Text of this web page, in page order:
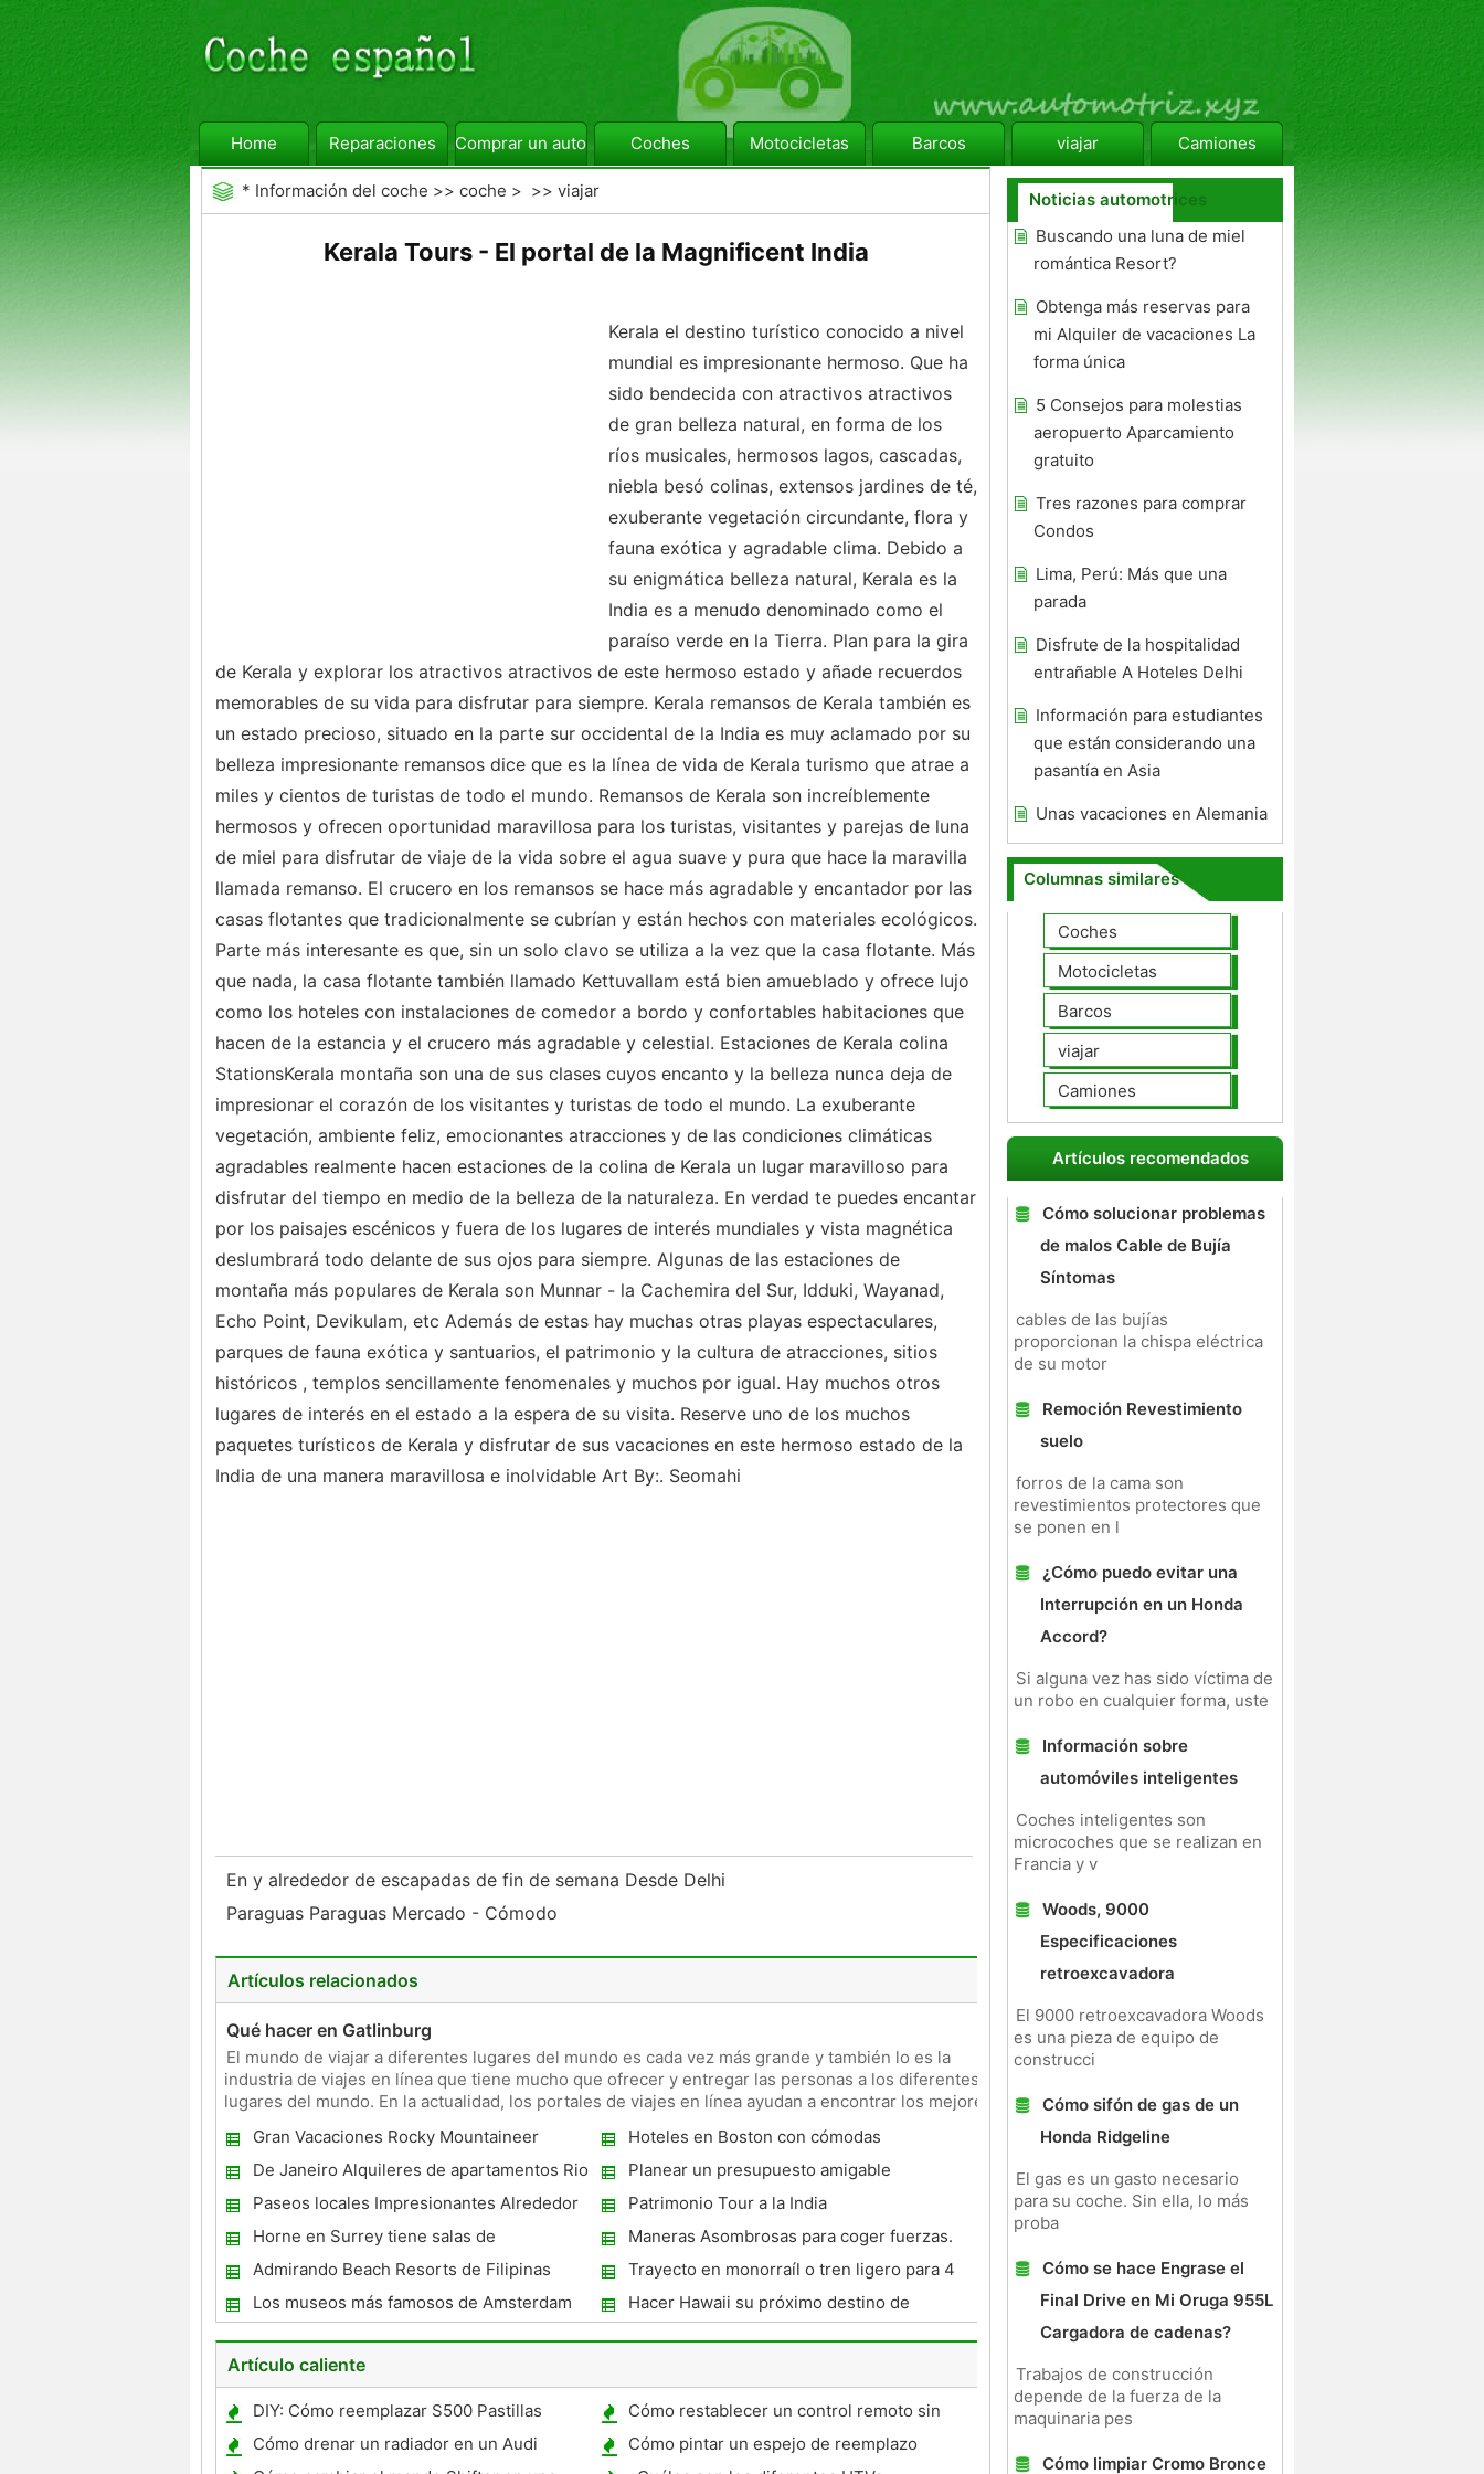
Home Reparaciones Comprar un automóvil Coches Motocicletas Barcos viajar Camiones
* Información del coche >> coche > >> viajar
Kerala Tours - El portal de la Magnificent India
Kerala el destino turístico conocido a nivel
mundial es impresionante hermoso. Que ha
sido bendecida con atractivos atractivos
de gran belleza natural, en forma de los
ríos musicales, hermosos lagos, cascadas,
niebla besó colinas, extensos jardines de té,
exuberante vegetación circundante, flora y
fauna exótica y agradable clima. Debido a
su enigmática belleza natural, Kerala es la
India es a menudo denominado como el
paraíso verde en la Tierra. Plan para la gira
de Kerala y explorar los atractivos atractivos de este hermoso estado y añade recuerdos
memorables de su vida para disfrutar para siempre. Kerala remansos de Kerala también es
un estado precioso, situado en la parte sur occidental de la India es muy aclamado por su
belleza impresionante remansos dice que es la línea de vida de Kerala turismo que atrae a
miles y cientos de turistas de todo el mundo. Remansos de Kerala son increíblemente
hermosos y ofrecen oportunidad maravillosa para los turistas, visitantes y parejas de luna
de miel para disfrutar de viaje de la vida sobre el agua suave y pura que hace la maravilla
llamada remanso. El crucero en los remansos se hace más agradable y encantador por las
casas flotantes que tradicionalmente se cubrían y están hechos con materiales ecológicos.
Parte más interesante es que, sin un solo clavo se utiliza a la vez que la casa flotante. Más
que nada, la casa flotante también llamado Kettuvallam está bien amueblado y ofrece lujo
como los hoteles con instalaciones de comedor a bordo y confortables habitaciones que
hacen de la estancia y el crucero más agradable y celestial. Estaciones de Kerala colina
StationsKerala montaña son una de sus clases cuyos encanto y la belleza nunca deja de
impresionar el corazón de los visitantes y turistas de todo el mundo. La exuberante
vegetación, ambiente feliz, emocionantes atracciones y de las condiciones climáticas
agradables realmente hacen estaciones de la colina de Kerala un lugar maravilloso para
disfrutar del tiempo en medio de la belleza de la naturaleza. En verdad te puedes encantar
por los paisajes escénicos y fuera de los lugares de interés mundiales y vista magnética
deslumbrará todo delante de sus ojos para siempre. Algunas de las estaciones de
montaña más populares de Kerala son Munnar - la Cachemira del Sur, Idduki, Wayanad,
Echo Point, Devikulam, etc Además de estas hay muchas otras playas espectaculares,
parques de fauna exótica y santuarios, el patrimonio y la cultura de atracciones, sitios
históricos , templos sencillamente fenomenales y muchos por igual. Hay muchos otros
lugares de interés en el estado a la espera de su visita. Reserve uno de los muchos
paquetes turísticos de Kerala y disfrutar de sus vacaciones en este hermoso estado de la
India de una manera maravillosa e inolvidable Art By:. Seomahi
En y alrededor de escapadas de fin de semana Desde Delhi
Paraguas Paraguas Mercado - Cómodo
Artículos relacionados
Qué hacer en Gatlinburg
El mundo de viajar a diferentes lugares del mundo es cada vez más grande y también lo es la
industria de viajes en línea que tiene mucho que ofrecer y entregar las personas a los diferentes
lugares del mundo. En la actualidad, los portales de viajes en línea ayudan a encontrar los mejores
Gran Vacaciones Rocky Mountaineer
Hoteles en Boston con cómodas
habitaciones con una maravillosa atracción
en la ciudad
De Janeiro Alquileres de apartamentos Rio
Presente las comodidades de un hotel junto
con la intimidad de Casa
Planear un presupuesto amigable
despedida de soltera
Paseos locales Impresionantes Alrededor
Casas de vacaciones en Padstow
Patrimonio Tour a la India
Horne en Surrey tiene salas de
conferencias sensacionales
Maneras Asombrosas para coger fuerzas.
Admirando Beach Resorts de Filipinas
Trayecto en monorraíl o tren ligero para 4
Per Day
Los museos más famosos de Amsterdam
Hacer Hawaii su próximo destino de
vacaciones
Artículo caliente
DIY: Cómo reemplazar S500 Pastillas
Cómo restablecer un control remoto sin
llave
Cómo drenar un radiador en un Audi
Cómo pintar un espejo de reemplazo
Noticias automotrices
Buscando una luna de miel
romántica Resort?
Obtenga más reservas para
mi Alquiler de vacaciones La
forma única
5 Consejos para molestias
aeropuerto Aparcamiento
gratuito
Tres razones para comprar
Condos
Lima, Perú: Más que una
parada
Disfrute de la hospitalidad
entrañable A Hoteles Delhi
Información para estudiantes
que están considerando una
pasantía en Asia
Unas vacaciones en Alemania
Columnas similares
Coches
Motocicletas
Barcos
viajar
Camiones
Artículos recomendados
Cómo solucionar problemas
de malos Cable de Bujía
Síntomas
cables de las bujías
proporcionan la chispa eléctrica
de su motor
Remoción Revestimiento
suelo
forros de la cama son
revestimientos protectores que
se ponen en l
¿Cómo puedo evitar una
Interrupción en un Honda
Accord?
Si alguna vez has sido víctima de
un robo en cualquier forma, uste
Información sobre
automóviles inteligentes
Coches inteligentes son
microcoches que se realizan en
Francia y v
Woods, 9000
Especificaciones
retroexcavadora
El 9000 retroexcavadora Woods
es una pieza de equipo de
construcci
Cómo sifón de gas de un
Honda Ridgeline
El gas es un gasto necesario
para su coche. Sin ella, lo más
proba
Cómo se hace Engrase el
Final Drive en Mi Oruga 955L
Cargadora de cadenas?
Trabajos de construcción
depende de la fuerza de la
maquinaria pes
Cómo limpiar Cromo Bronce